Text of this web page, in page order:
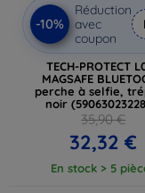
-10%
Réduction
avec
coupon
TECH-PROTECT
MAGSAFE
perche à selfie,
noir
35,90 €
32,32 €
En stock > 5